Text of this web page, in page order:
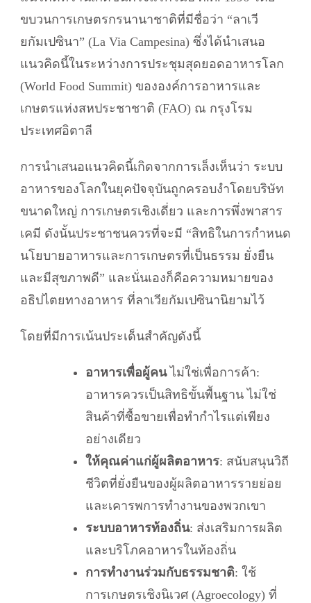
ขบวนการเกษตรกรนานาชาติที่มีชื่อว่า “ลาเวี
ยกัมเปซินา” (La Via Campesina) ซึ่งได้นำเสนอ
แนวคิดนี้ในระหว่างการประชุมสุดยอดอาหารโลก
(World Food Summit) ขององค์การอาหารและ
เกษตรแห่งสหประชาชาติ (FAO) ณ กรุงโรม
ประเทศอิตาลี
การนำเสนอแนวคิดนี้เกิดจากการเล็งเห็นว่า ระบบ
อาหารของโลกในยุคปัจจุบันถูกครอบงำโดยบริษัท
ขนาดใหญ่ การเกษตรเชิงเดี่ยว และการพึ่งพาสาร
เคมี ดังนั้นประชาชนควรที่จะมี “สิทธิในการกำหนด
นโยบายอาหารและการเกษตรที่เป็นธรรม ยั่งยืน
และมีสุขภาพดี” และนั่นเองก็คือความหมายของ
อธิปไตยทางอาหาร ที่ลาเวียกัมเปซินานิยามไว้
โดยที่มีการเน้นประเด็นสำคัญดังนี้
อาหารเพื่อผู้คนไม่ใช่เพื่อการค้า:
อาหารควรเป็นสิทธิขั้นพื้นฐาน ไม่ใช่
สินค้าที่ซื้อขายเพื่อทำกำไรแต่เพียง
อย่างเดียว
ให้คุณค่าแก่ผู้ผลิตอาหาร: สนับสนุนวิถี
ชีวิตที่ยั่งยืนของผู้ผลิตอาหารรายย่อย
และเคารพการทำงานของพวกเขา
ระบบอาหารท้องถิ่น: ส่งเสริมการผลิต
และบริโภคอาหารในท้องถิ่น
การทำงานร่วมกับธรรมชาติ: ใช้
การเกษตรเชิงนิเวศ (Agroecology) ที่